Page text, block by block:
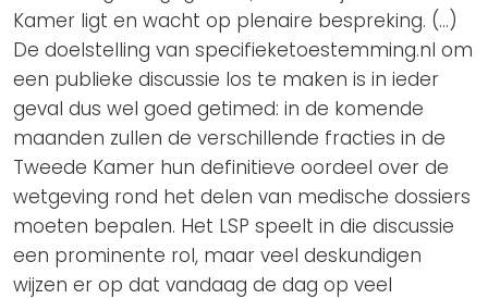
Kamer ligt en wacht op plenaire bespreking. (…)
De doelstelling van specifieketoestemming.nl om
een publieke discussie los te maken is in ieder
geval dus wel goed getimed: in de komende
maanden zullen de verschillende fracties in de
Tweede Kamer hun definitieve oordeel over de
wetgeving rond het delen van medische dossiers
moeten bepalen. Het LSP speelt in die discussie
een prominente rol, maar veel deskundigen
wijzen er op dat vandaag de dag op veel